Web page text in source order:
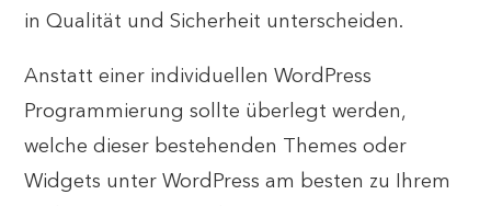
in Qualität und Sicherheit unterscheiden.
Anstatt einer individuellen WordPress
Programmierung sollte überlegt werden,
welche dieser bestehenden Themes oder
Widgets unter WordPress am besten zu Ihrem